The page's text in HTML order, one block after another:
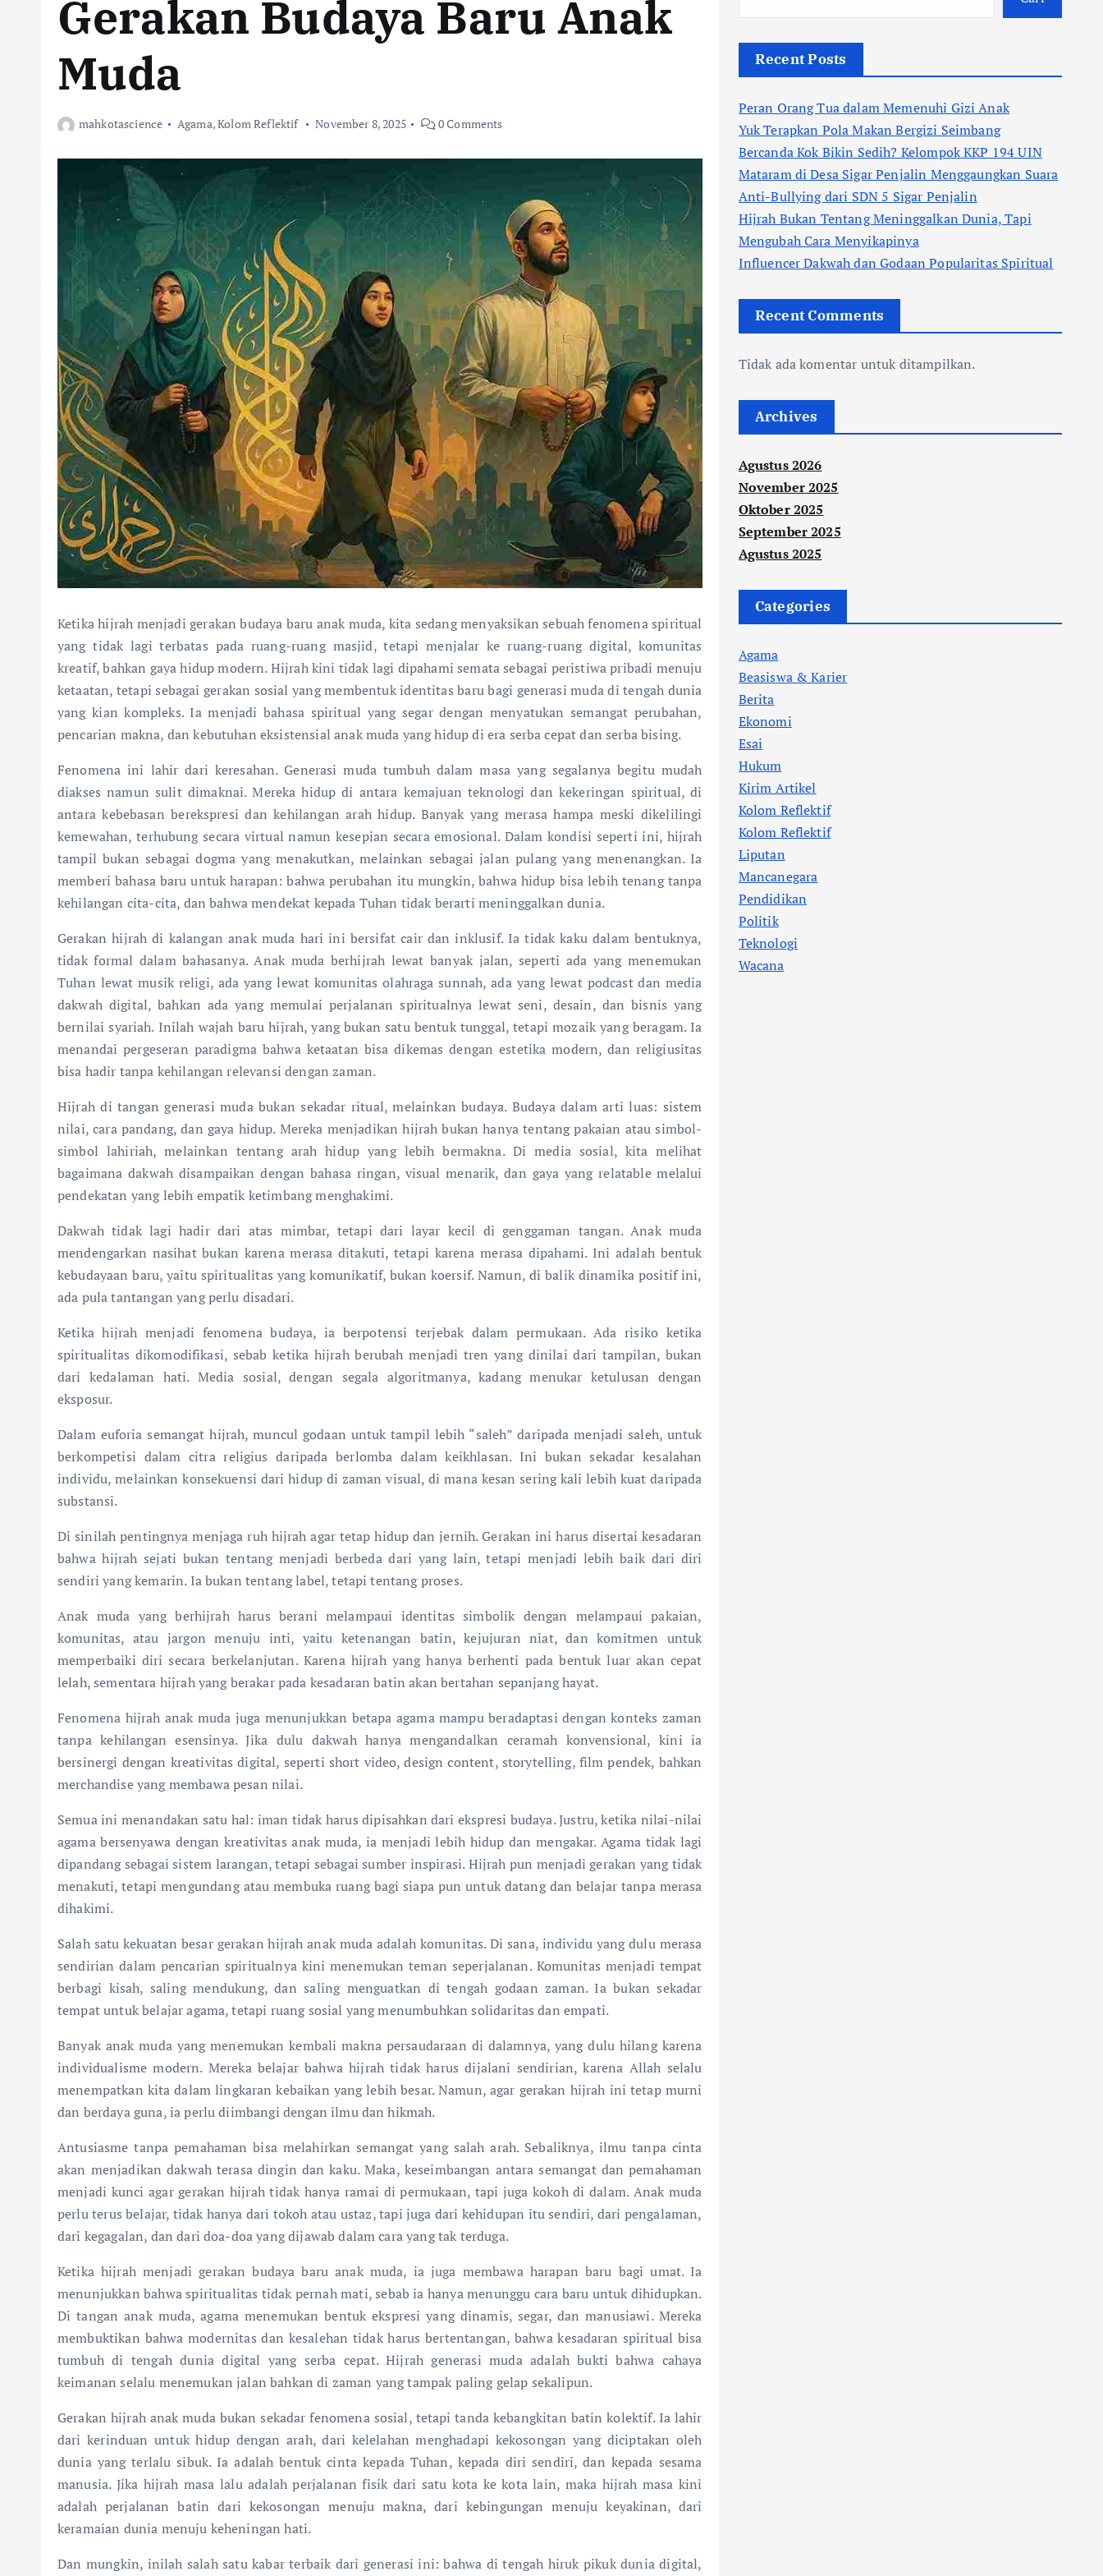
Gerakan Budaya Baru Anak
Muda
mahkotascience Agama,Kolom Reflektif November 8, 2025 0 Comments
Ketika hijrah menjadi gerakan budaya baru anak muda, kita sedang menyaksikan sebuah fenomena spiritual
yang tidak lagi terbatas pada ruang-ruang masjid, tetapi menjalar ke ruang-ruang digital, komunitas
kreatif, bahkan gaya hidup modern. Hijrah kini tidak lagi dipahami semata sebagai peristiwa pribadi menuju
ketaatan, tetapi sebagai gerakan sosial yang membentuk identitas baru bagi generasi muda di tengah dunia
yang kian kompleks. Ia menjadi bahasa spiritual yang segar dengan menyatukan semangat perubahan,
pencarian makna, dan kebutuhan eksistensial anak muda yang hidup di era serba cepat dan serba bising.
Fenomena ini lahir dari keresahan. Generasi muda tumbuh dalam masa yang segalanya begitu mudah
diakses namun sulit dimaknai. Mereka hidup di antara kemajuan teknologi dan kekeringan spiritual, di
antara kebebasan berekspresi dan kehilangan arah hidup. Banyak yang merasa hampa meski dikelilingi
kemewahan, terhubung secara virtual namun kesepian secara emosional. Dalam kondisi seperti ini, hijrah
tampil bukan sebagai dogma yang menakutkan, melainkan sebagai jalan pulang yang menenangkan. Ia
memberi bahasa baru untuk harapan: bahwa perubahan itu mungkin, bahwa hidup bisa lebih tenang tanpa
kehilangan cita-cita, dan bahwa mendekat kepada Tuhan tidak berarti meninggalkan dunia.
Gerakan hijrah di kalangan anak muda hari ini bersifat cair dan inklusif. Ia tidak kaku dalam bentuknya,
tidak formal dalam bahasanya. Anak muda berhijrah lewat banyak jalan, seperti ada yang menemukan
Tuhan lewat musik religi, ada yang lewat komunitas olahraga sunnah, ada yang lewat podcast dan media
dakwah digital, bahkan ada yang memulai perjalanan spiritualnya lewat seni, desain, dan bisnis yang
bernilai syariah. Inilah wajah baru hijrah, yang bukan satu bentuk tunggal, tetapi mozaik yang beragam. Ia
menandai pergeseran paradigma bahwa ketaatan bisa dikemas dengan estetika modern, dan religiusitas
bisa hadir tanpa kehilangan relevansi dengan zaman.
Hijrah di tangan generasi muda bukan sekadar ritual, melainkan budaya. Budaya dalam arti luas: sistem
nilai, cara pandang, dan gaya hidup. Mereka menjadikan hijrah bukan hanya tentang pakaian atau simbol-
simbol lahiriah, melainkan tentang arah hidup yang lebih bermakna. Di media sosial, kita melihat
bagaimana dakwah disampaikan dengan bahasa ringan, visual menarik, dan gaya yang relatable melalui
pendekatan yang lebih empatik ketimbang menghakimi.
Dakwah tidak lagi hadir dari atas mimbar, tetapi dari layar kecil di genggaman tangan. Anak muda
mendengarkan nasihat bukan karena merasa ditakuti, tetapi karena merasa dipahami. Ini adalah bentuk
kebudayaan baru, yaitu spiritualitas yang komunikatif, bukan koersif. Namun, di balik dinamika positif ini,
ada pula tantangan yang perlu disadari.
Ketika hijrah menjadi fenomena budaya, ia berpotensi terjebak dalam permukaan. Ada risiko ketika
spiritualitas dikomodifikasi, sebab ketika hijrah berubah menjadi tren yang dinilai dari tampilan, bukan
dari kedalaman hati. Media sosial, dengan segala algoritmanya, kadang menukar ketulusan dengan
eksposur.
Dalam euforia semangat hijrah, muncul godaan untuk tampil lebih “saleh” daripada menjadi saleh, untuk
berkompetisi dalam citra religius daripada berlomba dalam keikhlasan. Ini bukan sekadar kesalahan
individu, melainkan konsekuensi dari hidup di zaman visual, di mana kesan sering kali lebih kuat daripada
substansi.
Di sinilah pentingnya menjaga ruh hijrah agar tetap hidup dan jernih. Gerakan ini harus disertai kesadaran
bahwa hijrah sejati bukan tentang menjadi berbeda dari yang lain, tetapi menjadi lebih baik dari diri
sendiri yang kemarin. Ia bukan tentang label, tetapi tentang proses.
Anak muda yang berhijrah harus berani melampaui identitas simbolik dengan melampaui pakaian,
komunitas, atau jargon menuju inti, yaitu ketenangan batin, kejujuran niat, dan komitmen untuk
memperbaiki diri secara berkelanjutan. Karena hijrah yang hanya berhenti pada bentuk luar akan cepat
lelah, sementara hijrah yang berakar pada kesadaran batin akan bertahan sepanjang hayat.
Fenomena hijrah anak muda juga menunjukkan betapa agama mampu beradaptasi dengan konteks zaman
tanpa kehilangan esensinya. Jika dulu dakwah hanya mengandalkan ceramah konvensional, kini ia
bersinergi dengan kreativitas digital, seperti short video, design content, storytelling, film pendek, bahkan
merchandise yang membawa pesan nilai.
Semua ini menandakan satu hal: iman tidak harus dipisahkan dari ekspresi budaya. Justru, ketika nilai-nilai
agama bersenyawa dengan kreativitas anak muda, ia menjadi lebih hidup dan mengakar. Agama tidak lagi
dipandang sebagai sistem larangan, tetapi sebagai sumber inspirasi. Hijrah pun menjadi gerakan yang tidak
menakuti, tetapi mengundang atau membuka ruang bagi siapa pun untuk datang dan belajar tanpa merasa
dihakimi.
Salah satu kekuatan besar gerakan hijrah anak muda adalah komunitas. Di sana, individu yang dulu merasa
sendirian dalam pencarian spiritualnya kini menemukan teman seperjalanan. Komunitas menjadi tempat
berbagi kisah, saling mendukung, dan saling menguatkan di tengah godaan zaman. Ia bukan sekadar
tempat untuk belajar agama, tetapi ruang sosial yang menumbuhkan solidaritas dan empati.
Banyak anak muda yang menemukan kembali makna persaudaraan di dalamnya, yang dulu hilang karena
individualisme modern. Mereka belajar bahwa hijrah tidak harus dijalani sendirian, karena Allah selalu
menempatkan kita dalam lingkaran kebaikan yang lebih besar. Namun, agar gerakan hijrah ini tetap murni
dan berdaya guna, ia perlu diimbangi dengan ilmu dan hikmah.
Antusiasme tanpa pemahaman bisa melahirkan semangat yang salah arah. Sebaliknya, ilmu tanpa cinta
akan menjadikan dakwah terasa dingin dan kaku. Maka, keseimbangan antara semangat dan pemahaman
menjadi kunci agar gerakan hijrah tidak hanya ramai di permukaan, tapi juga kokoh di dalam. Anak muda
perlu terus belajar, tidak hanya dari tokoh atau ustaz, tapi juga dari kehidupan itu sendiri, dari pengalaman,
dari kegagalan, dan dari doa-doa yang dijawab dalam cara yang tak terduga.
Ketika hijrah menjadi gerakan budaya baru anak muda, ia juga membawa harapan baru bagi umat. Ia
menunjukkan bahwa spiritualitas tidak pernah mati, sebab ia hanya menunggu cara baru untuk dihidupkan.
Di tangan anak muda, agama menemukan bentuk ekspresi yang dinamis, segar, dan manusiawi. Mereka
membuktikan bahwa modernitas dan kesalehan tidak harus bertentangan, bahwa kesadaran spiritual bisa
tumbuh di tengah dunia digital yang serba cepat. Hijrah generasi muda adalah bukti bahwa cahaya
keimanan selalu menemukan jalan bahkan di zaman yang tampak paling gelap sekalipun.
Gerakan hijrah anak muda bukan sekadar fenomena sosial, tetapi tanda kebangkitan batin kolektif. Ia lahir
dari kerinduan untuk hidup dengan arah, dari kelelahan menghadapi kekosongan yang diciptakan oleh
dunia yang terlalu sibuk. Ia adalah bentuk cinta kepada Tuhan, kepada diri sendiri, dan kepada sesama
manusia. Jika hijrah masa lalu adalah perjalanan fisik dari satu kota ke kota lain, maka hijrah masa kini
adalah perjalanan batin dari kekosongan menuju makna, dari kebingungan menuju keyakinan, dari
keramaian dunia menuju keheningan hati.
Dan mungkin, inilah salah satu kabar terbaik dari generasi ini: bahwa di tengah hiruk pikuk dunia digital,
Recent Posts
Peran Orang Tua dalam Memenuhi Gizi Anak
Yuk Terapkan Pola Makan Bergizi Seimbang
Bercanda Kok Bikin Sedih? Kelompok KKP 194 UIN
Mataram di Desa Sigar Penjalin Menggaungkan Suara
Anti-Bullying dari SDN 5 Sigar Penjalin
Hijrah Bukan Tentang Meninggalkan Dunia, Tapi
Mengubah Cara Menyikapinya
Influencer Dakwah dan Godaan Popularitas Spiritual
Recent Comments
Tidak ada komentar untuk ditampilkan.
Archives
Agustus 2026
November 2025
Oktober 2025
September 2025
Agustus 2025
Categories
Agama
Beasiswa & Karier
Berita
Ekonomi
Esai
Hukum
Kirim Artikel
Kolom Reflektif
Kolom Reflektif
Liputan
Mancanegara
Pendidikan
Politik
Teknologi
Wacana